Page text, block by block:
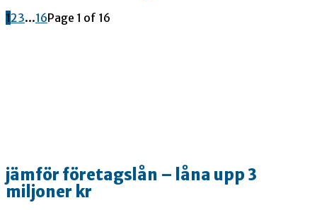
123...16Page 1 of 16
jämför företagslån – låna upp 3
miljoner kr